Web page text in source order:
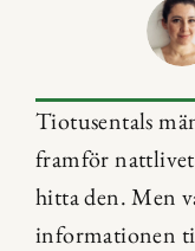
Tiotusentals
framför nattlivet
hitta den. Men
informationen